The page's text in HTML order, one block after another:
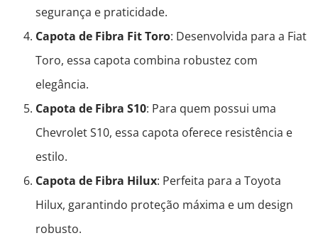
segurança e praticidade.
Capota de Fibra Fit Toro: Desenvolvida para a Fiat
Toro, essa capota combina robustez com
elegância.
Capota de Fibra S10: Para quem possui uma
Chevrolet S10, essa capota oferece resistência e
estilo.
Capota de Fibra Hilux: Perfeita para a Toyota
Hilux, garantindo proteção máxima e um design
robusto.